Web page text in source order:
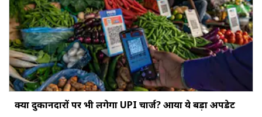
क्‍या दुकानदारों पर भी लगेगा UPI चार्ज? आया ये बड़ा अपडेट